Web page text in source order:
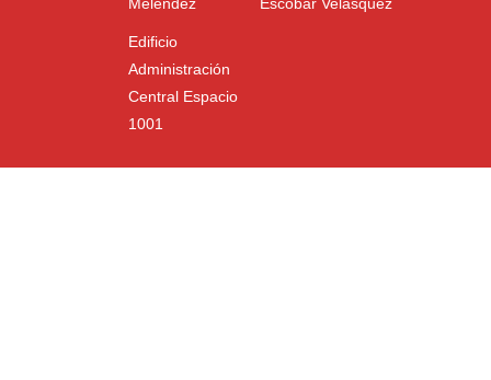
Meléndez
Edificio
Administración
Central Espacio
1001
Escobar Velasquez